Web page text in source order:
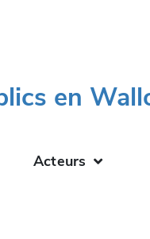
en
Acteurs